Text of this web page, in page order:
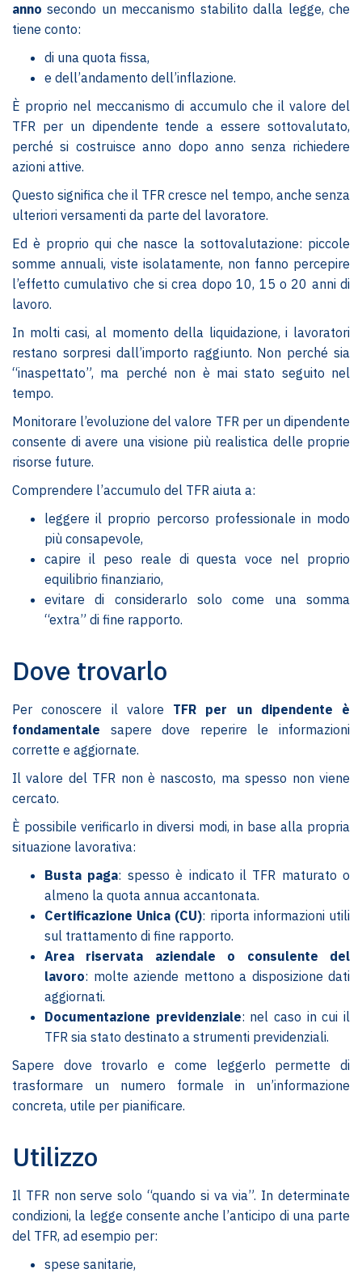
anno secondo un meccanismo stabilito dalla legge, che
tiene conto:
di una quota fissa,
e dell’andamento dell’inflazione.
È proprio nel meccanismo di accumulo che il valore del
TFR per un dipendente tende a essere sottovalutato,
perché si costruisce anno dopo anno senza richiedere
azioni attive.
Questo significa che il TFR cresce nel tempo, anche senza
ulteriori versamenti da parte del lavoratore.
Ed è proprio qui che nasce la sottovalutazione: piccole
somme annuali, viste isolatamente, non fanno percepire
l’effetto cumulativo che si crea dopo 10, 15 o 20 anni di
lavoro.
In molti casi, al momento della liquidazione, i lavoratori
restano sorpresi dall’importo raggiunto. Non perché sia
“inaspettato”, ma perché non è mai stato seguito nel
tempo.
Monitorare l’evoluzione del valore TFR per un dipendente
consente di avere una visione più realistica delle proprie
risorse future.
Comprendere l’accumulo del TFR aiuta a:
leggere il proprio percorso professionale in modo
più consapevole,
capire il peso reale di questa voce nel proprio
equilibrio finanziario,
evitare di considerarlo solo come una somma
“extra” di fine rapporto.
Dove trovarlo
Per conoscere il valore TFR per un dipendente è
fondamentale sapere dove reperire le informazioni
corrette e aggiornate.
Il valore del TFR non è nascosto, ma spesso non viene
cercato.
È possibile verificarlo in diversi modi, in base alla propria
situazione lavorativa:
Busta paga: spesso è indicato il TFR maturato o
almeno la quota annua accantonata.
Certificazione Unica (CU): riporta informazioni utili
sul trattamento di fine rapporto.
Area riservata aziendale o consulente del
lavoro: molte aziende mettono a disposizione dati
aggiornati.
Documentazione previdenziale: nel caso in cui il
TFR sia stato destinato a strumenti previdenziali.
Sapere dove trovarlo e come leggerlo permette di
trasformare un numero formale in un’informazione
concreta, utile per pianificare.
Utilizzo
Il TFR non serve solo “quando si va via”. In determinate
condizioni, la legge consente anche l’anticipo di una parte
del TFR, ad esempio per:
spese sanitarie,